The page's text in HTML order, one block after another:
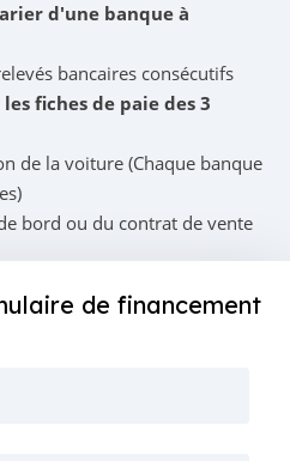
d'une banque à
bancaires consécutifs
les fiches de paie des 3
de la voiture (Chaque banque
bord ou du contrat de vente
de financement